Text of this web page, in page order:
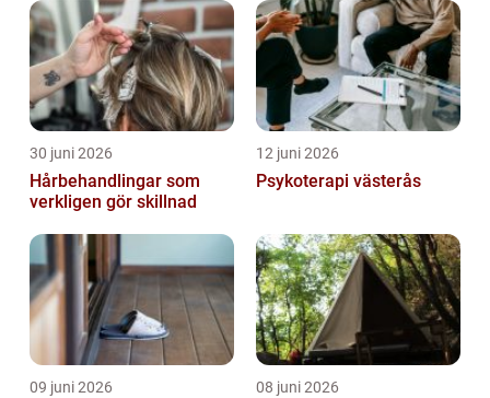
30 juni 2026
Hårbehandlingar som
verkligen gör skillnad
12 juni 2026
Psykoterapi västerås
09 juni 2026 08 juni 2026